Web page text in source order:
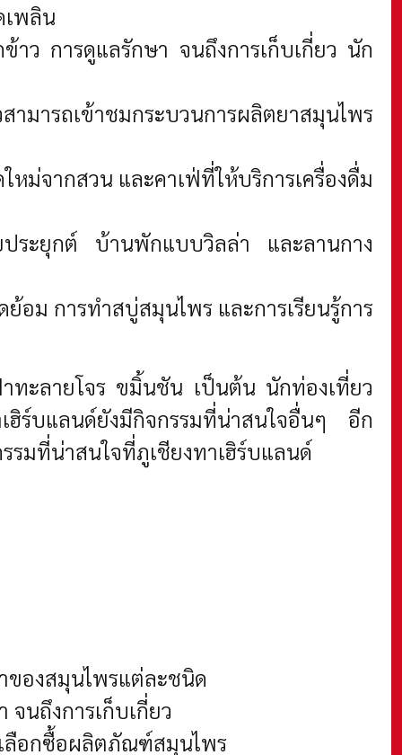
เพลิน
ว การดูแลรักษา จนถึงการเก็บเกี่ยว นัก
มารถเข้าชมกระบวนการผลิตยาสมุนไพร
ม่จากสวน และคาเฟ่ที่ให้บริการเครื่องดื่ม
ระยุกต์ บ้านพักแบบวิลล่า และลานกาง
อม การทำสบู่สมุนไพร และการเรียนรู้การ
ะลายโจร ขมิ้นชัน เป็นต้น นักท่องเที่ยว
ร์บแลนด์ยังมีกิจกรรมที่น่าสนใจอื่นๆ อีก
รมที่น่าสนใจที่ภูเชียงทาเฮิร์บแลนด์
ของสมุนไพรแต่ละชนิด
นถึงการเก็บเกี่ยว
ลือกซื้อผลิตภัณฑ์สมุนไพร